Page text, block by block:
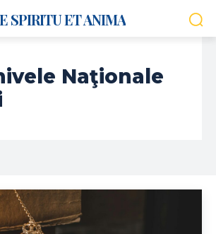
SPIRITU ET ANIMA
Naţionale